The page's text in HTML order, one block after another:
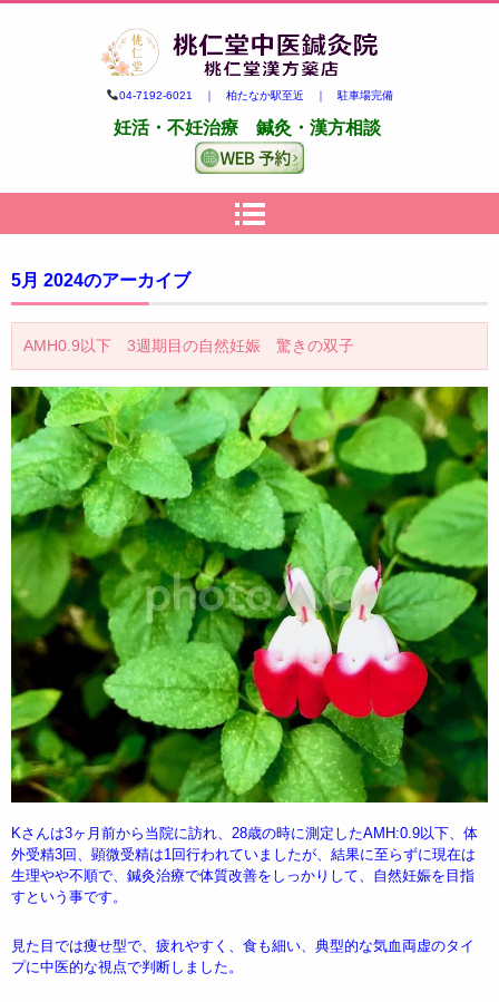
柏市の妊活・不妊治療専門 鍼
灸・漢方｜桃仁堂中医鍼灸院・
桃仁堂漢方薬店
04-7192-6021 ｜ 柏たなか駅至近 ｜ 駐車場完備
妊活・不妊治療 鍼灸・漢方相談
5月 2024のアーカイブ
AMH0.9以下 3週期目の自然妊娠 驚きの双子
Kさんは3ヶ月前から当院に訪れ、28歳の時に測定したAMH:0.9以下、体
外受精3回、顕微受精は1回行われていましたが、結果に至らずに現在は
生理やや不順で、鍼灸治療で体質改善をしっかりして、自然妊娠を目指
すという事です。
見た目では痩せ型で、疲れやすく、食も細い、典型的な気血両虚のタイ
プに中医的な視点で判断しました。